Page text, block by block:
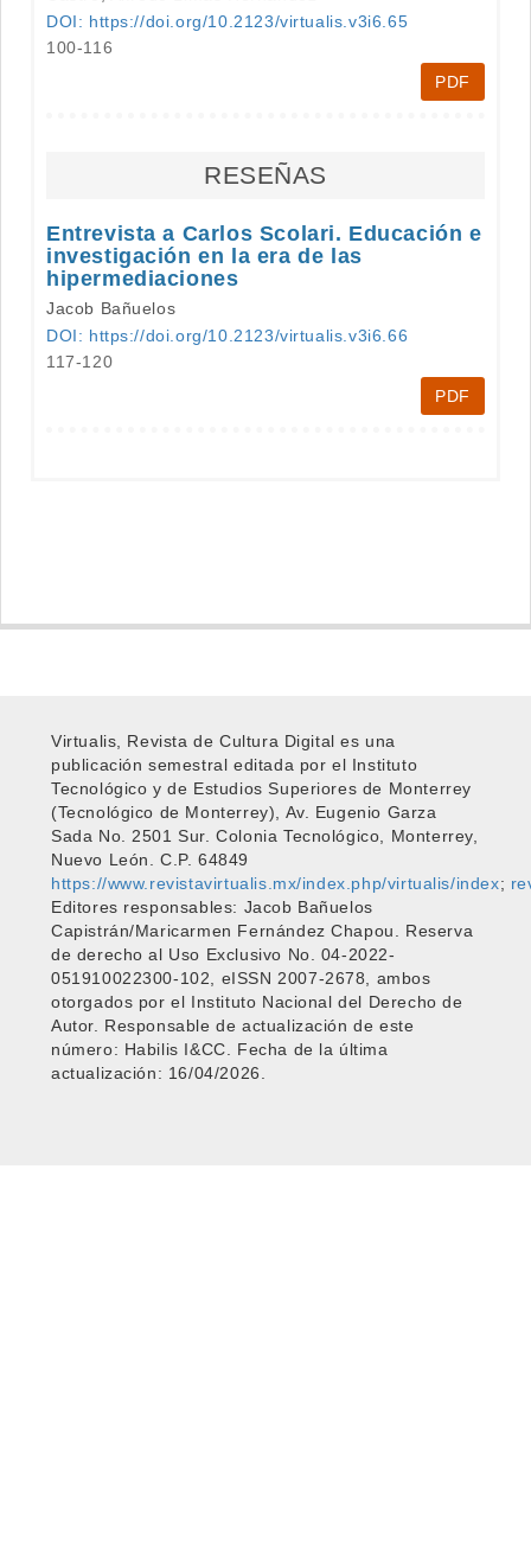
DOI: https://doi.org/10.2123/virtualis.v3i6.65
100-116
PDF
RESEÑAS
Entrevista a Carlos Scolari. Educación e
investigación en la era de las
hipermediaciones
Jacob Bañuelos
DOI: https://doi.org/10.2123/virtualis.v3i6.66
117-120
PDF
Virtualis, Revista de Cultura Digital es una
publicación semestral editada por el Instituto
Tecnológico y de Estudios Superiores de Monterrey
(Tecnológico de Monterrey), Av. Eugenio Garza
Sada No. 2501 Sur. Colonia Tecnológico, Monterrey,
Nuevo León. C.P. 64849
https://www.revistavirtualis.mx/index.php/virtualis/index;
Editores responsables: Jacob Bañuelos
Capistrán/Maricarmen Fernández Chapou. Reserva
de derecho al Uso Exclusivo No. 04-2022-
051910022300-102, eISSN 2007-2678, ambos
otorgados por el Instituto Nacional del Derecho de
Autor. Responsable de actualización de este
número: Habilis I&CC. Fecha de la última
actualización: 16/04/2026.